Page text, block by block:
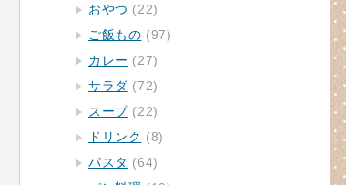
おやつ (22)
ご飯もの (97)
カレー (27)
サラダ (72)
スープ(22)
ドリンク (8)
パスタ (64)